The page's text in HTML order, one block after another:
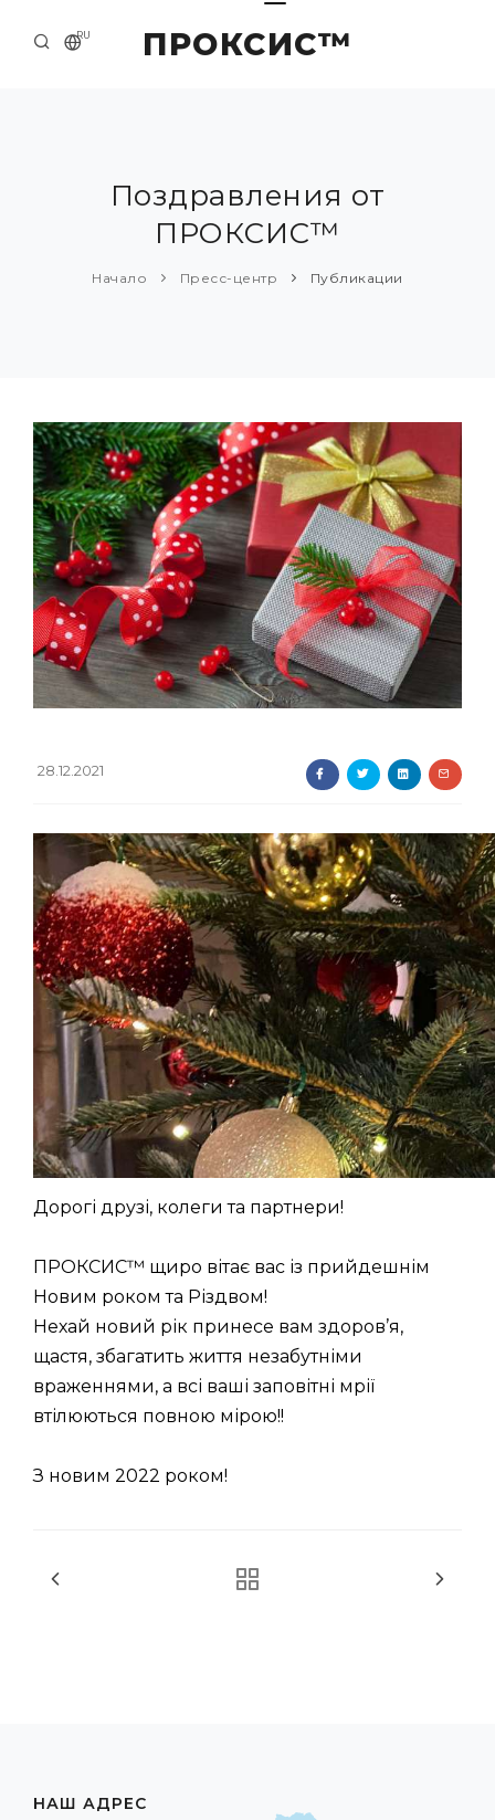
ПРОКСИС™
RU
О КОМПАНИИ
ПРИМЕРЫ И РЕШЕНИЯ
КАТАЛОГ ПРОДУКЦИИ
Поздравления от
ПРОКСИС™
Начало Пресс-центр Публикации
28.12.2021
Дорогі друзі, колеги та партнери!
ПРОКСИС™ щиро вітає вас із прийдешнім
Новим роком та Різдвом!
Нехай новий рік принесе вам здоров’я,
щастя, збагатить життя незабутніми
враженнями, а всі ваші заповітні мрії
втілюються повною мірою!!
З новим 2022 роком!
НАШ АДРЕС